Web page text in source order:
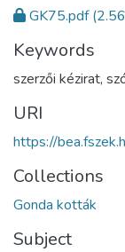
GK75.pdf
Keywords
szerzői kézirat,
URI
https://
Collections
Gonda kották
Subject